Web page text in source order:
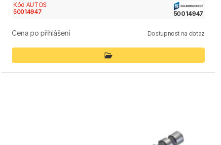
Kód AUTOS
50014947
50014947
Cena po přihlášení Dostupnost na dotaz